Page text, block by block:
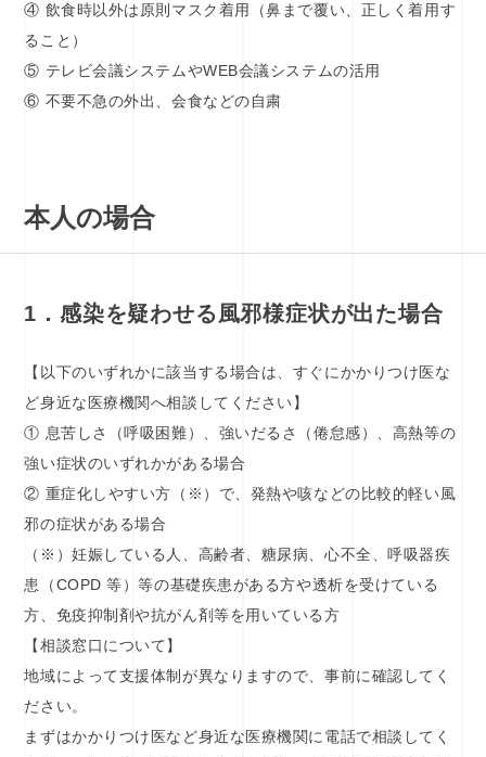
④ 飲食時以外は原則マスク着用（鼻まで覆い、正しく着用す
ること）
⑤ テレビ会議システムやWEB会議システムの活用
⑥ 不要不急の外出、会食などの自粛
本人の場合
1．感染を疑わせる風邪様症状が出た場合
【以下のいずれかに該当する場合は、すぐにかかりつけ医な
ど身近な医療機関へ相談してください】
① 息苦しさ（呼吸困難）、強いだるさ（倦怠感）、高熱等の
強い症状のいずれかがある場合
② 重症化しやすい方（※）で、発熱や咳などの比較的軽い風
邪の症状がある場合
（※）妊娠している人、高齢者、糖尿病、心不全、呼吸器疾
患（COPD 等）等の基礎疾患がある方や透析を受けている
方、免疫抑制剤や抗がん剤等を用いている方
【相談窓口について】
地域によって支援体制が異なりますので、事前に確認してく
ださい。
まずはかかりつけ医など身近な医療機関に電話で相談してく